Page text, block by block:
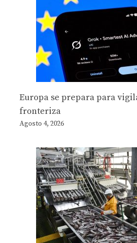
Europa se prepara para
fronteriza
Agosto 4, 2026